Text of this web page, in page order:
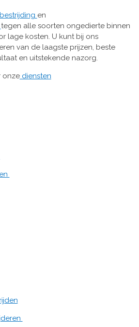
en
tegen alle soorten ongedierte binnen
lage kosten. U kunt bij ons
van de laagste prijzen, beste
en uitstekende nazorg.
onzediensten